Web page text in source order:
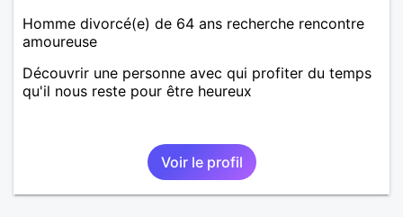
Homme divorcé(e) de 64 ans recherche rencontre
amoureuse
Découvrir une personne avec qui profiter du temps
qu'il nous reste pour être heureux
Voir le profil